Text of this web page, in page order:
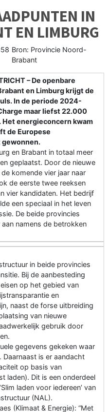
IN
EN LIMBURG
Bron: Provincie Noord-
Brabant
– De openbare
en Limburg krijgt de
In de periode 2024-
maar liefst 22.000
energieconcern kwam
de Europese
gewonnen.
en Brabant in totaal meer
geplaatst. Door de nieuwe
komende vier jaar naar
de eerste twee reeksen
vier kandidaten. Het bedrijf
een speciaal in het leven
De beide provincies
namens de betrokken
in beide provincies
Bij de aanbesteding
op het gebied van
en
naast de forse uitbreiding
van nieuwe
gebruik door
gegevens gekeken waar
is er aandacht
op basis van
laden). Dit is een onderdeel
laden voor iedereen’ van
(NAL).
(Klimaat & Energie): “Met